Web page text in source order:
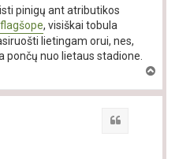
pinigų ant atributikos
, visiškai tobula
lietingam orui, nes,
pončų nuo lietaus stadione.
p